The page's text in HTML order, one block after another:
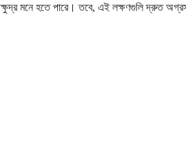
ক্ষুদ্র মনে হতে পারে। তবে, এই লক্ষণগুলি দ্রুত